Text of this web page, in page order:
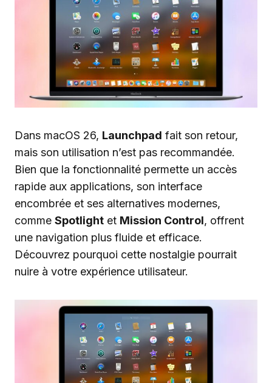
Dans macOS 26, Launchpad fait son retour,
mais son utilisation n’est pas recommandée.
Bien que la fonctionnalité permette un accès
rapide aux applications, son interface
encombrée et ses alternatives modernes,
comme Spotlight et Mission Control, offrent
une navigation plus fluide et efficace.
Découvrez pourquoi cette nostalgie pourrait
nuire à votre expérience utilisateur.